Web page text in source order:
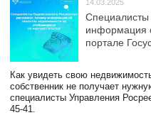
14.03.2025
Специалисты
информация
портале
Как увидеть свою
собственник не получает
специалисты Управления
45-41.